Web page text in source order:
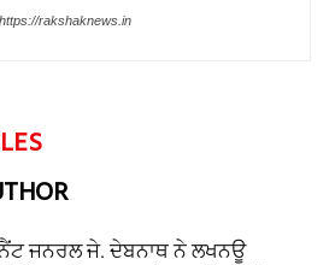
https://rakshaknews.in
ਜਨਰਲ ਜੇ. ਦੇਬਨਾਥ ਨੇ ਲਖਨਊ